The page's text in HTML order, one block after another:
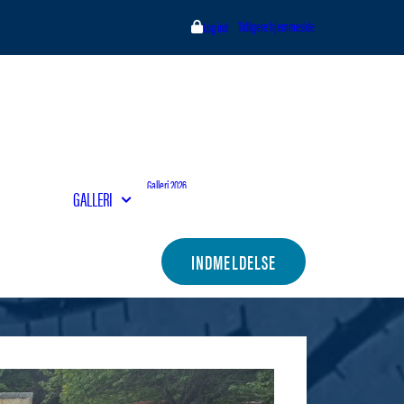
Log ind Tidligere hjemmeside
GALLERI
Galleri 2026
Galleri 2023
INDMELDELSE